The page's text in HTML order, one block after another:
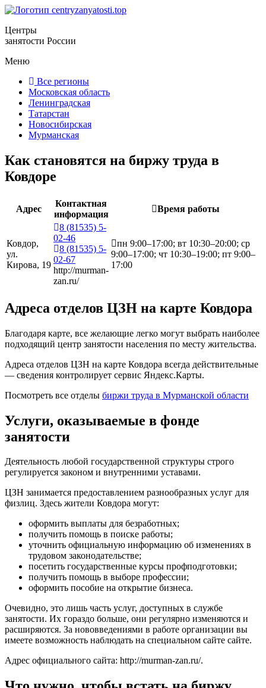
Центры
занятости России
Меню
Все регионы
Московская область
Ленинградская
Татарстан
Новосибирская
Мурманская
Как становятся на биржу труда в
Ковдоре
Адрес
Контактная
информация
Время работы
Ковдор,
ул.
Кирова, 19
8 (81535) 5-
02-46
8 (81535) 5-
02-67
http://murman-
zan.ru/
пн 9:00–17:00; вт 10:30–20:00; ср
9:00–17:00; чт 10:30–19:00; пт 9:00–
17:00
Адреса отделов ЦЗН на карте Ковдора
Благодаря карте, все желающие легко могут выбрать наиболее
подходящий центр занятости населения по месту жительства.
Адреса отделов ЦЗН на карте Ковдора всегда действительные
— сведения контролирует сервис Яндекс.Карты.
Посмотреть все отделы биржи труда в Мурманской области
Услуги, оказываемые в фонде
занятости
Деятельность любой государственной структуры строго
регулируется законом и внутренними уставами.
ЦЗН занимается предоставлением разнообразных услуг для
физлиц. Здесь жители Ковдора могут:
оформить выплаты для безработных;
получить помощь в поиске работы;
уточнить официальную информацию об изменениях в
трудовом законодательстве;
посетить государственные курсы профподготовки;
получить помощь в выборе профессии;
оформить пособие на открытие бизнеса.
Очевидно, это лишь часть услуг, доступных в службе
занятости. Их гораздо больше, они регулярно изменяются и
расширяются. За нововведениями в работе организации вы
имеете возможность наблюдать на специальном сайте сайте.
Адрес официального сайта: http://murman-zan.ru/.